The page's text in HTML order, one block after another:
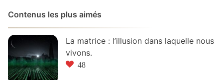
Contenus les plus aimés
La matrice : l’illusion dans laquelle nous
vivons.
48